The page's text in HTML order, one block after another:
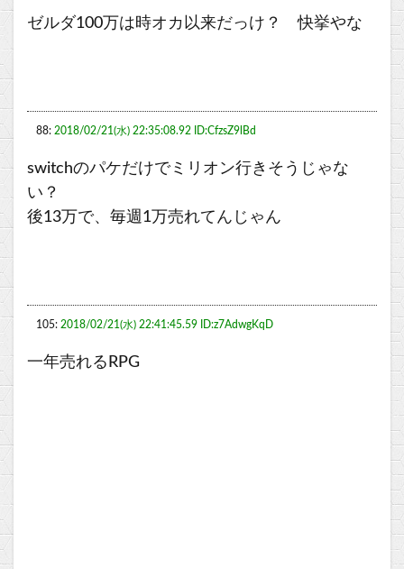
ゼルダ100万は時オカ以来だっけ？ 快挙やな
88: 2018/02/21(水) 22:35:08.92 ID:CfzsZ9lBd
switchのパケだけでミリオン行きそうじゃな
い？
後13万で、毎週1万売れてんじゃん
105: 2018/02/21(水) 22:41:45.59 ID:z7AdwgKqD
一年売れるRPG